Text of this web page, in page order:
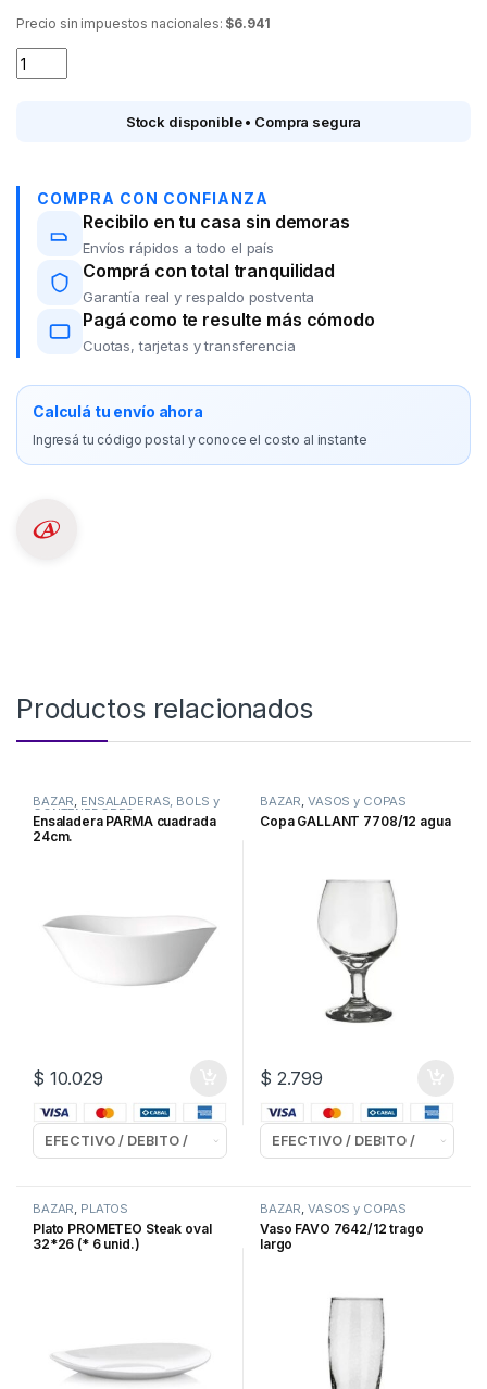
Precio sin impuestos nacionales: $6.941
Botella plastica infantil Straw Top 226799 quantity
Stock disponible • Compra segura
COMPRA CON CONFIANZA
Recibilo en tu casa sin demoras
Envíos rápidos a todo el país
Comprá con total tranquilidad
Garantía real y respaldo postventa
Pagá como te resulte más cómodo
Cuotas, tarjetas y transferencia
Calculá tu envío ahora
Ingresá tu código postal y conoce el costo al instante
Productos relacionados
BAZAR, ENSALADERAS, BOLS y
CONTENEDORES
Ensaladera PARMA cuadrada
24cm.
$ 10.029
BAZAR,VASOS y COPAS
Copa GALLANT 7708/12 agua
$ 2.799
BAZAR, PLATOS
Plato PROMETEO Steak oval
32*26 (* 6 unid.)
BAZAR,VASOS y COPAS
Vaso FAVO 7642/12 trago
largo